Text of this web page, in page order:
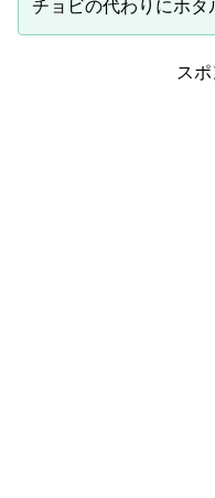
チョビの代わりにホタ
ス